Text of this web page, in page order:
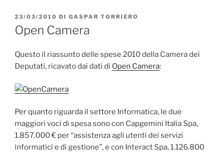
PUBBLICATO
IL
23/03/2010 DI GASPAR TORRIERO
Open Camera
Questo il riassunto delle spese 2010 della Camera dei
Deputati, ricavato dai dati di Open Camera:
Per quanto riguarda il settore Informatica, le due
maggiori voci di spesa sono con Capgemini Italia Spa,
1.857.000 € per “assistenza agli utenti dei servizi
informatici e di gestione”, e con Interact Spa, 1.126.800